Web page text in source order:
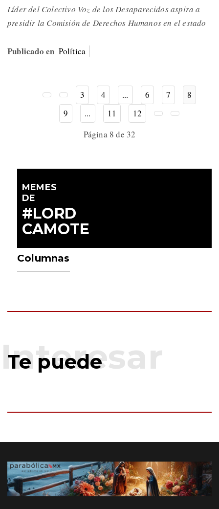
Líder del Colectivo Voz de los Desaparecidos aspira a
presidir la Comisión de Derechos Humanos en el estado
Publicado en Política
3 4 ... 6 7
8
9
... 11
12
Página 8 de 32
MEMES
DE
#LORD
CAMOTE
Columnas
Te puede